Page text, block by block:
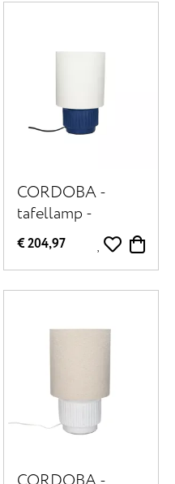
CORDOBA -
tafellamp -
terracotta / linnen
- DIA 18 x H 31
cm - blauw
€ 204,97